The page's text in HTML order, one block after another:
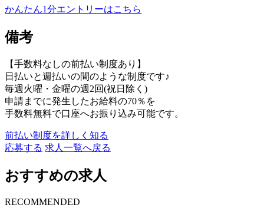
かんたん1分エントリーはこちら
備考
【手数料なしの前払い制度あり】
日払いと週払いの間のような制度です♪
毎週火曜・金曜の週2回(祝日除く)
申請までに発生したお給料の70％を
手数料無料で口座へお振り込み可能です。
前払い制度を詳しく知る
応募する 求人一覧へ戻る
おすすめの求人
RECOMMENDED